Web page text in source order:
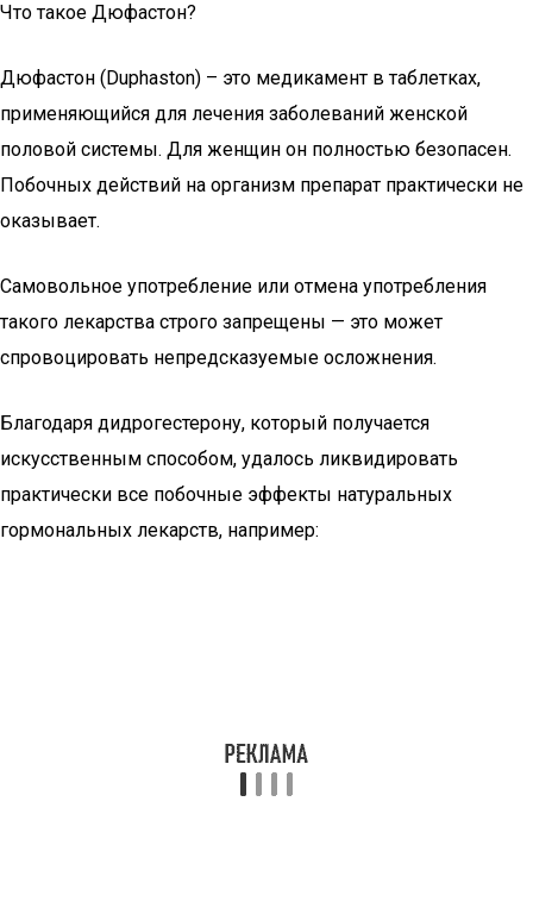
Что такое Дюфастон?
Дюфастон (Duphaston) – это медикамент в таблетках,
применяющийся для лечения заболеваний женской
половой системы. Для женщин он полностью безопасен.
Побочных действий на организм препарат практически не
оказывает.
Самовольное употребление или отмена употребления
такого лекарства строго запрещены — это может
спровоцировать непредсказуемые осложнения.
Благодаря дидрогестерону, который получается
искусственным способом, удалось ликвидировать
практически все побочные эффекты натуральных
гормональных лекарств, например: